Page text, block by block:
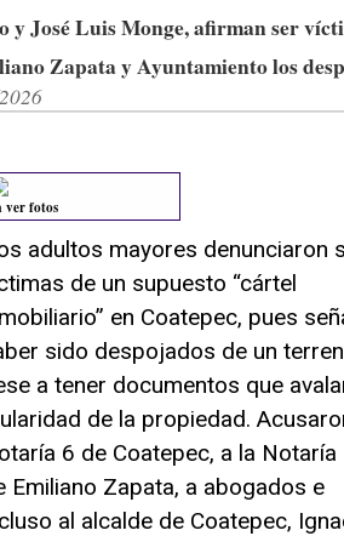
y José Luis Monge, afirman ser
Zapata y Ayuntamiento los
ver fotos
adultos mayores denunciaron
de un supuesto “cártel
en Coatepec, pues
sido despojados de un
a tener documentos que
de la propiedad.
6 de Coatepec, a la Notaría
Emiliano Zapata, a abogados e
al alcalde de Coatepec,